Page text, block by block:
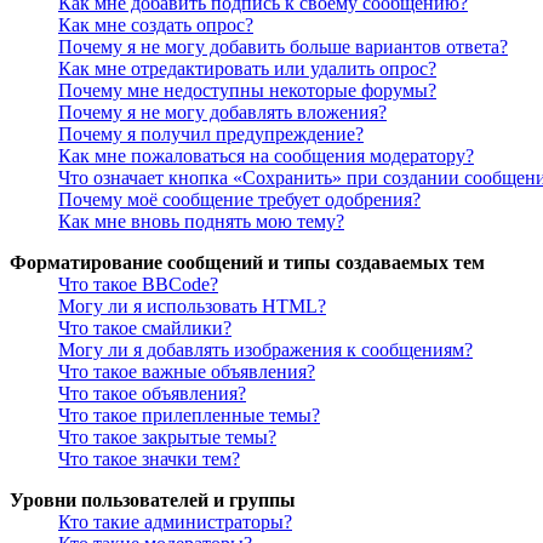
Как мне создать опрос?
Почему я не могу добавить больше вариантов ответа?
Как мне отредактировать или удалить опрос?
Почему мне недоступны некоторые форумы?
Почему я не могу добавлять вложения?
Почему я получил предупреждение?
Как мне пожаловаться на сообщения модератору?
Что означает кнопка «Сохранить» при создании
Почему моё сообщение требует одобрения?
Как мне вновь поднять мою тему?
Форматирование сообщений и типы создаваемых тем
Что такое BBCode?
Могу ли я использовать HTML?
Что такое смайлики?
Могу ли я добавлять изображения к сообщениям?
Что такое важные объявления?
Что такое объявления?
Что такое прилепленные темы?
Что такое закрытые темы?
Что такое значки тем?
Уровни пользователей и группы
Кто такие администраторы?